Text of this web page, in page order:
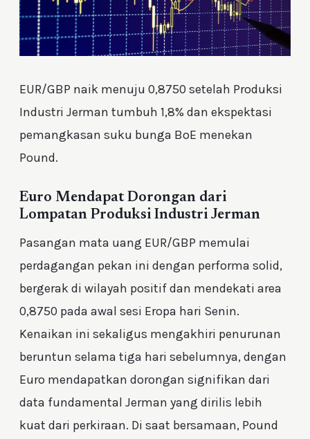
EUR/GBP naik menuju 0,8750 setelah Produksi
Industri Jerman tumbuh 1,8% dan ekspektasi
pemangkasan suku bunga BoE menekan
Pound.
Euro Mendapat Dorongan dari
Lompatan Produksi Industri Jerman
Pasangan mata uang EUR/GBP memulai
perdagangan pekan ini dengan performa solid,
bergerak di wilayah positif dan mendekati area
0,8750 pada awal sesi Eropa hari Senin.
Kenaikan ini sekaligus mengakhiri penurunan
beruntun selama tiga hari sebelumnya, dengan
Euro mendapatkan dorongan signifikan dari
data fundamental Jerman yang dirilis lebih
kuat dari perkiraan. Di saat bersamaan, Pound